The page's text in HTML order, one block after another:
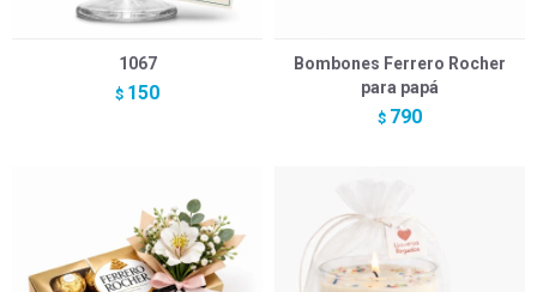
1067
$ 150
Bombones Ferrero Rocher
para papá
$ 790